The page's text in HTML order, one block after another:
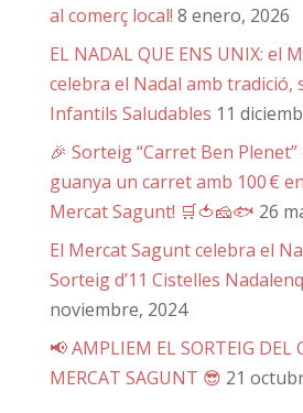
al comerç local! 8 enero, 2026
EL NADAL QUE ENS UNIX: el
celebra el Nadal amb tradició,
Infantils Saludables 11
🎉 Sorteig “Carret Ben
guanya un carret amb 100 €
Mercat Sagunt! 🛒🍅🧀🐟 26
El Mercat Sagunt celebra el
Sorteig d’11 Cistelles
noviembre, 2024
📢 AMPLIEM EL SORTEIG DEL
MERCAT SAGUNT 😎 21